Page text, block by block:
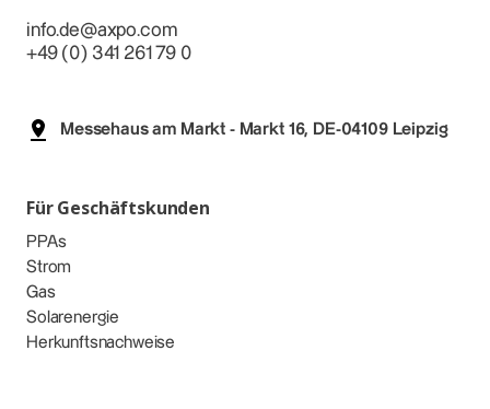
info.de@axpo.com
+49 (0) 341 261 79 0
Messehaus am Markt - Markt 16, DE-04109 Leipzig
Für Geschäftskunden
PPAs
Strom
Gas
Solarenergie
Herkunftsnachweise